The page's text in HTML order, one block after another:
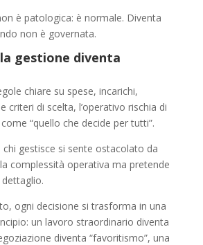
è patologica: è normale. Diventa
non è governata.
gestione diventa
chiare su spese, incarichi,
criteri di scelta, l’operativo rischia di
“quello che decide per tutti”.
chi gestisce si sente ostacolato da
complessità operativa ma pretende
ogni decisione si trasforma in una
un lavoro straordinario diventa
diventa “favoritismo”, una